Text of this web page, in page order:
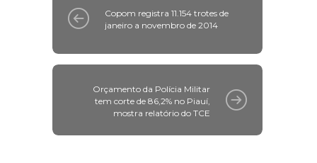
Copom registra 11.154 trotes de
janeiro a novembro de 2014
Orçamento da Polícia Militar
tem corte de 86,2% no Piauí,
mostra relatório do TCE